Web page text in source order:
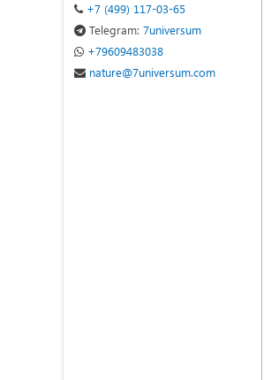
+7 (499) 117-03-65
Telegram: 7universum
+79609483038
nature@7universum.com